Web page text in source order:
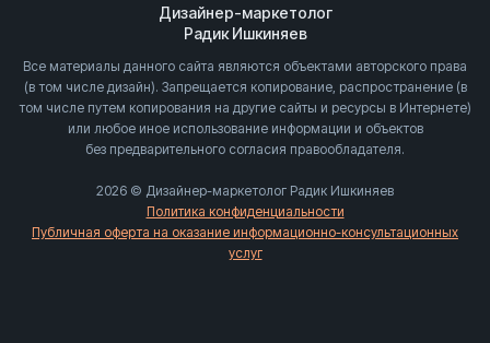
Дизайнер-маркетолог
Радик Ишкиняев
Все материалы данного сайта являются объектами авторского права
(в том числе дизайн). Запрещается копирование, распространение (в
том числе путем копирования на другие сайты и ресурсы в Интернете)
или любое иное использование информации и объектов
без предварительного согласия правообладателя.
2026 © Дизайнер-маркетолог Радик Ишкиняев
Политика конфиденциальности
Публичная оферта на оказание информационно-консультационных
услуг